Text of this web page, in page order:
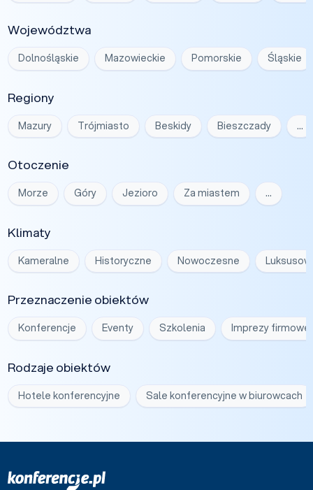
Województwa
Dolnośląskie Mazowieckie Pomorskie Śląskie
Regiony
Mazury Trójmiasto Beskidy Bieszczady …
Otoczenie
Morze Góry Jezioro Za miastem …
Klimaty
Kameralne Historyczne Nowoczesne
Przeznaczenie obiektów
Konferencje Eventy Szkolenia Imprezy firmowe
Rodzaje obiektów
Hotele konferencyjne Sale konferencyjne w biurowcach